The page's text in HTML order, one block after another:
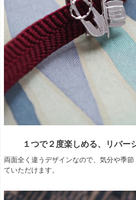
１つで２度楽しめる、リバー
両面全く違うデザインなので、気分や季節
ていただけます。